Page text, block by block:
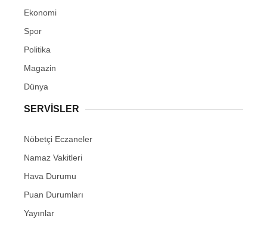
Ekonomi
Spor
Politika
Magazin
Dünya
SERVİSLER
Nöbetçi Eczaneler
Namaz Vakitleri
Hava Durumu
Puan Durumları
Yayınlar